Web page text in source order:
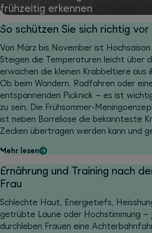
frühzeitig erkennen
So schützen Sie sich richtig vor
Von März bis November ist
Steigen die Temperaturen leicht über
erwachen die kleinen Krabbeltiere aus
Ob beim Wandern, Radfahren oder
entspannenden Picknick – es ist
zu sein. Die Frühsommer-
ist neben Borreliose die bekannteste
Zecken übertragen werden kann und
Tag die Zecken betreffen. Erfahren Sie mehr über
Zecken und wie Sie sich richtig vor
Mehr lesen
Ernährung und Training nach
Frau
Schlechte Haut, Energietiefs,
getrübte Laune oder Hochstimmung –
durchleben Frauen eine